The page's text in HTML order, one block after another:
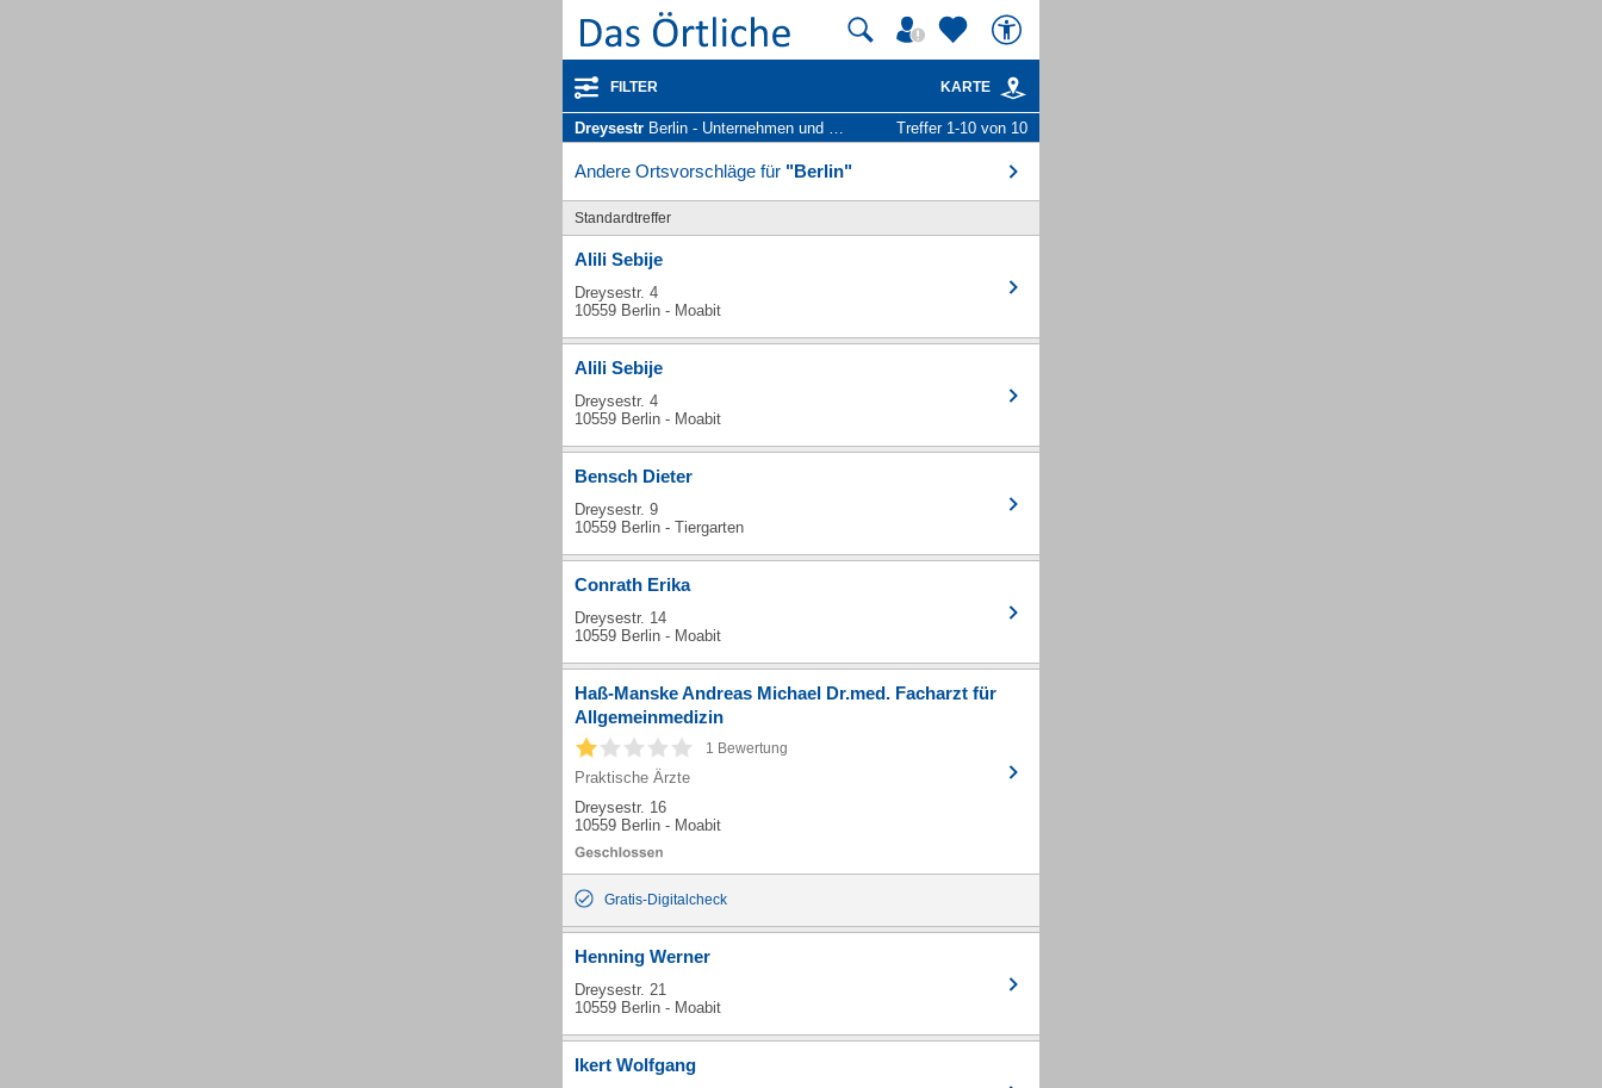
FILTER KARTE
Dreysestr Berlin - Unternehmen und Personen Treffer 1-10 von 10
Andere Ortsvorschläge für "Berlin"
Standardtreffer
Alili Sebije
Dreysestr. 4
10559 Berlin - Moabit
Alili Sebije
Dreysestr. 4
10559 Berlin - Moabit
Bensch Dieter
Dreysestr. 9
10559 Berlin - Tiergarten
Conrath Erika
Dreysestr. 14
10559 Berlin - Moabit
Haß-Manske Andreas Michael Dr.med. Facharzt für
Allgemeinmedizin
1 Bewertung
Praktische Ärzte
Dreysestr. 16
10559 Berlin - Moabit
Gratis-Digitalcheck
Henning Werner
Dreysestr. 21
10559 Berlin - Moabit
Ikert Wolfgang